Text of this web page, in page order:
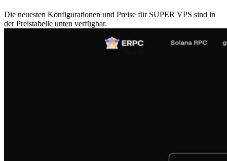
Die neuesten Konfigurationen und Preise für SUPER VPS sind in
der Preistabelle unten verfügbar.